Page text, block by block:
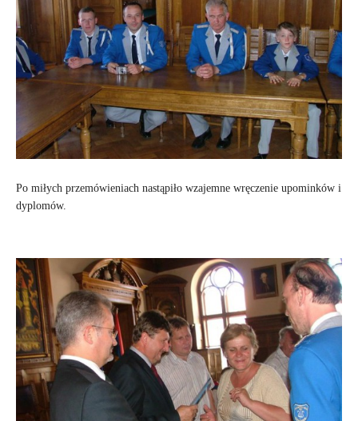
Po miłych przemówieniach nastąpiło wzajemne wręczenie upominków i
dyplomów.